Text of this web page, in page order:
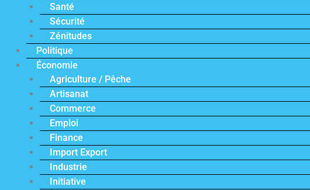
Santé
Sécurité
Zénitudes
Politique
Économie
Agriculture / Pêche
Artisanat
Commerce
Emploi
Finance
Import Export
Industrie
Initiative